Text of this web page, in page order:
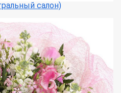
салон)